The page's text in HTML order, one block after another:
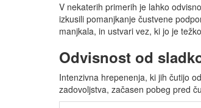
V nekaterih primerih je lahko
izkusili pomanjkanje čustvene
manjkala, in ustvari vez, ki jo je
Odvisnost od
Intenzivna hrepenenja, ki jih čutijo
zadovoljstva, začasen pobeg pred